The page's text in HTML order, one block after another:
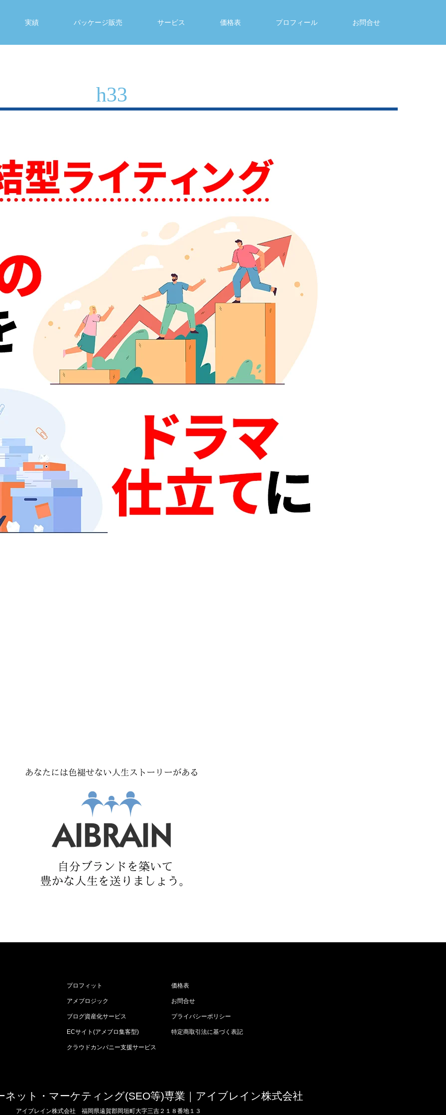
実績 パッケージ販売 サービス 価格表 プロフィール お問合せ
h33
プロフィット
アメブロジック
ブログ資産化サービス
ECサイト(アメブロ集客型)
クラウドカンパニー支援サービス
価格表
お問合せ
プライバシーポリシー
特定商取引法に基づく表記
ネット・マーケティング(SEO等)専業｜アイブレイン株式会社
アイブレイン株式会社 福岡県遠賀郡岡垣町大字三吉２１８番地１３